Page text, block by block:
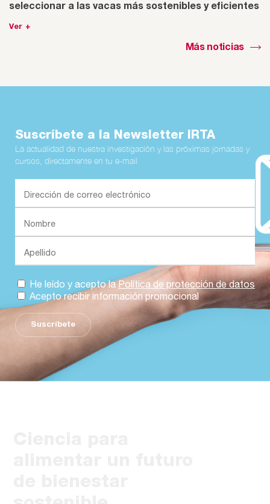
seleccionar a las vacas más sostenibles y eficientes
Ver +
Más noticias
Suscríbete a la Newsletter IRTA
La actualidad de nuestra investigación y las próximas jornadas y
cursos, directamente en tu e-mail
He leído y acepto la Política de protección de datos
Acepto recibir información promocional
Suscríbete